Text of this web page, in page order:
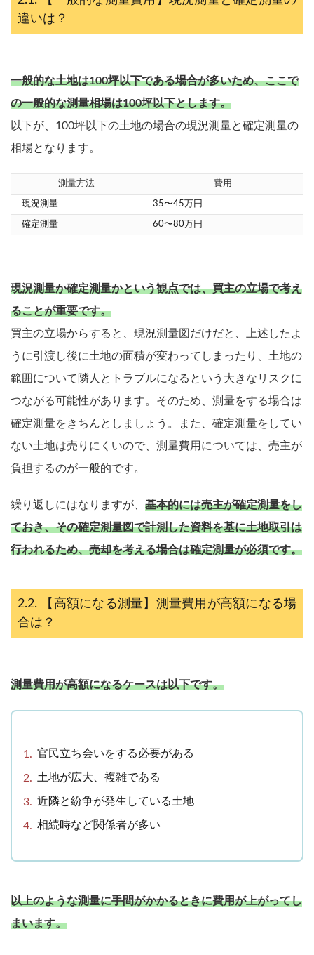
違いは？
一般的な土地は100坪以下である場合が多いため、ここで
の一般的な測量相場は100坪以下とします。
以下が、100坪以下の土地の場合の現況測量と確定測量の
相場となります。
測量方法 費用
現況測量 35〜45万円
確定測量 60〜80万円
現況測量か確定測量かという観点では、買主の立場で考え
ることが重要です。
買主の立場からすると、現況測量図だけだと、上述したよ
うに引渡し後に土地の面積が変わってしまったり、土地の
範囲について隣人とトラブルになるという大きなリスクに
つながる可能性があります。そのため、測量をする場合は
確定測量をきちんとしましょう。また、確定測量をしてい
ない土地は売りにくいので、測量費用については、売主が
負担するのが一般的です。
繰り返しにはなりますが、 基本的には売主が確定測量をし
ておき、その確定測量図で計測した資料を基に土地取引は
行われるため、売却を考える場合は確定測量が必須です。
【高額になる測量】測量費用が高額になる場
合は？
測量費用が高額になるケースは以下です。
官民立ち会いをする必要がある
土地が広大、複雑である
近隣と紛争が発生している土地
相続時など関係者が多い
以上のような測量に手間がかかるときに費用が上がってし
まいます。